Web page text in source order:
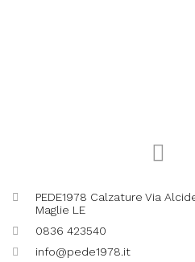
PEDE1978 Calzature Via
Maglie LE
0836 423540
info@pede1978.it